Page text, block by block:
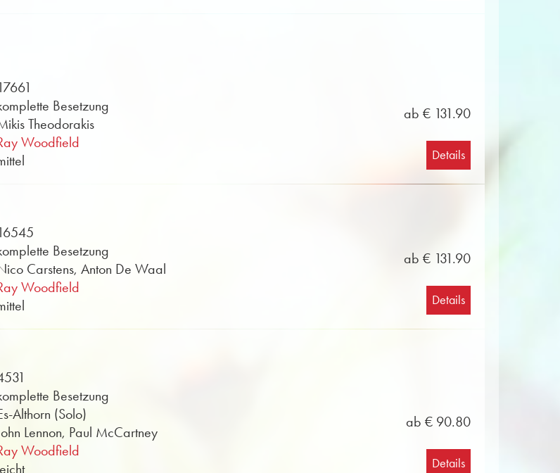
Besetzung
Theodorakis
Woodfield
ab € 131.90
Details
Besetzung
Carstens, Anton De Waal
Woodfield
ab € 131.90
Details
Besetzung
Althorn (Solo)
Lennon, Paul McCartney
Woodfield
ab € 90.80
Details